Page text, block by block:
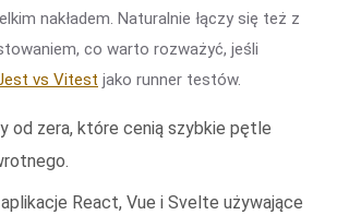
nakładem. Naturalnie łączy się też z
co warto rozważyć, jeśli
vs Vitest jako runner testów.
od zera, które cenią szybkie pętle
React, Vue i Svelte używające